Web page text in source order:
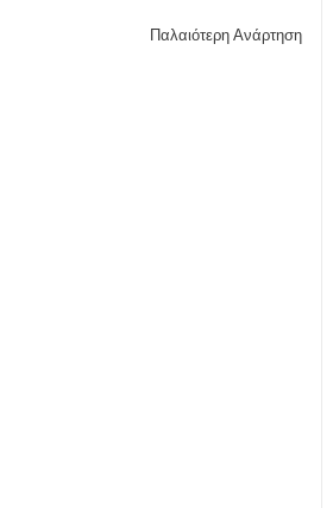
Παλαιότερη Ανάρτηση